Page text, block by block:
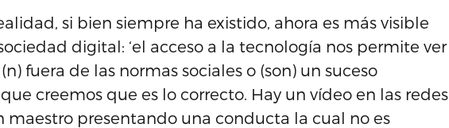
si bien siempre ha existido, ahora es más visible
digital: ‘el acceso a la tecnología nos permite ver
fuera de las normas sociales o (son) un suceso
creemos que es lo correcto. Hay un vídeo en las redes
maestro presentando una conducta la cual no es